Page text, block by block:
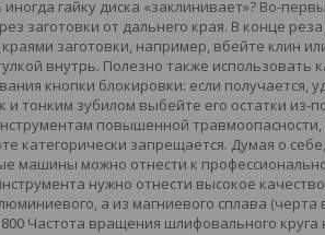
гайку диска «заклинивает»? Во-
заготовки от дальнего края. В конце
заготовки, например, вбейте клин
внутрь. Полезно также использовать
кнопки блокировки: если
тонким зубилом выбейте его остатки из-
повышенной
категорически запрещается. Думая о
машины можно отнести к
нужно отнести высокое
а из магниевого сплава
Частота вращения шлифовального круга